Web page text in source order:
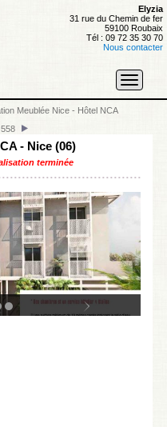
Elyzia
31 rue du Chemin de fer
59100 Roubaix
Tél : 09 72 35 30 70
Nous contacter
Toggle
Meublée Nice - Hôtel NCA
- Nice (06)
terminée